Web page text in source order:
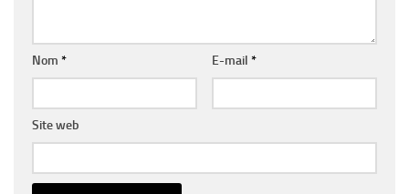
Nom * E-mail *
Site web